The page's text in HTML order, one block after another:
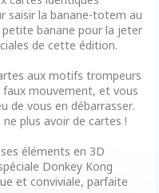
saisir la banane-totem au
banane pour la jeter
de cette édition.
aux motifs trompeurs
faux mouvement, et vous
de vous en débarrasser.
plus avoir de cartes !
éléments en 3D
Donkey Kong
et conviviale, parfaite